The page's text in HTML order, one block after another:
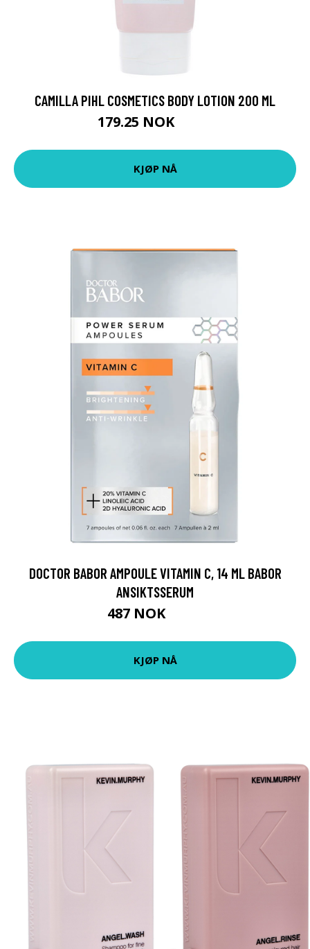
CAMILLA PIHL COSMETICS BODY LOTION 200 ML
179.25 NOK
KJØP NÅ
DOCTOR BABOR AMPOULE VITAMIN C, 14 ML BABOR
ANSIKTSSERUM
487 NOK
KJØP NÅ